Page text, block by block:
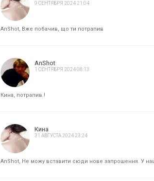
9 СЕНТЯБРЯ 2024 21:04
AnShot, Вже побачив, що ти потрапив
AnShot
1 СЕНТЯБРЯ 2024 08:13
Кина, потрапив.!
Кина
31 АВГУСТА 2024 23:24
AnShot, Не можу вставити сюди нове запрошення. У